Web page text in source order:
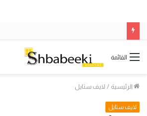
القائمة
الرئيسية / لايف ستايل
لايف ستايل